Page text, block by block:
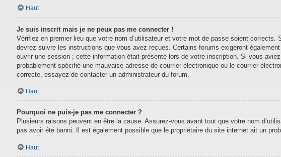
Haut
Je suis inscrit mais je ne peux pas me connecter !
Vérifiez en premier lieu que votre nom d’utilisateur et votre mot de passe soient
devrez suivre les instructions que vous avez reçues. Certains forums exigeront
ouvrir une session ; cette information était présente lors de votre inscription. Si vous
probablement spécifié une mauvaise adresse de courrier électronique ou le courrier
correcte, essayez de contacter un administrateur du forum.
Haut
Pourquoi ne puis-je pas me connecter ?
Plusieurs raisons peuvent en être la cause. Assurez-vous avant tout que votre nom
pas avoir été banni. Il est également possible que le propriétaire du site internet ait un
Haut